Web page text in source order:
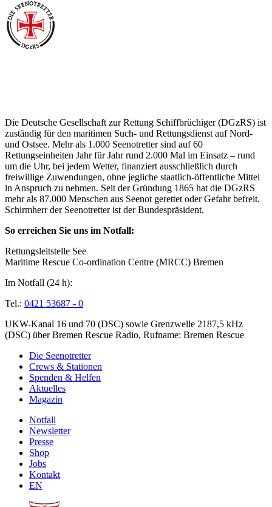
Die Deutsche Gesellschaft zur Rettung Schiffbrüchiger (DGzRS) ist
zuständig für den maritimen Such- und Rettungsdienst auf Nord-
und Ostsee. Mehr als 1.000 Seenotretter sind auf 60
Rettungseinheiten Jahr für Jahr rund 2.000 Mal im Einsatz – rund
um die Uhr, bei jedem Wetter, finanziert ausschließlich durch
freiwillige Zuwendungen, ohne jegliche staatlich-öffentliche Mittel
in Anspruch zu nehmen. Seit der Gründung 1865 hat die DGzRS
mehr als 87.000 Menschen aus Seenot gerettet oder Gefahr befreit.
Schirmherr der Seenotretter ist der Bundespräsident.
So erreichen Sie uns im Notfall:
Rettungsleitstelle See
Maritime Rescue Co-ordination Centre (MRCC) Bremen
Im Notfall (24 h):
Tel.: 0421 53687 - 0
UKW-Kanal 16 und 70 (DSC) sowie Grenzwelle 2187,5 kHz
(DSC) über Bremen Rescue Radio, Rufname: Bremen Rescue
Die Seenotretter
Crews & Stationen
Spenden & Helfen
Aktuelles
Magazin
Notfall
Newsletter
Presse
Shop
Jobs
Kontakt
EN